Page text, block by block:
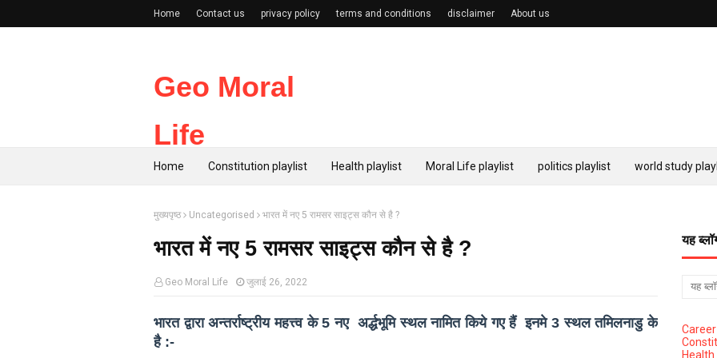
Home Contact us privacy policy terms and conditions disclaimer About us
Geo Moral
Life
Home Constitution playlist Health playlist Moral Life playlist politics playlist world study
मुख्यपृष्ठ Uncategorised भारत में नए 5 रामसर साइट्स कौन से है ?
भारत में नए 5 रामसर साइट्स कौन से है ?
Geo Moral Life जुलाई 26, 2022
भारत द्वारा अन्तर्राष्ट्रीय महत्त्व के5 नए अर्द्धभूमि स्थल नामित किये गए हैं इनमे 3 स्थल तमिलनाडु के
है :-
यह